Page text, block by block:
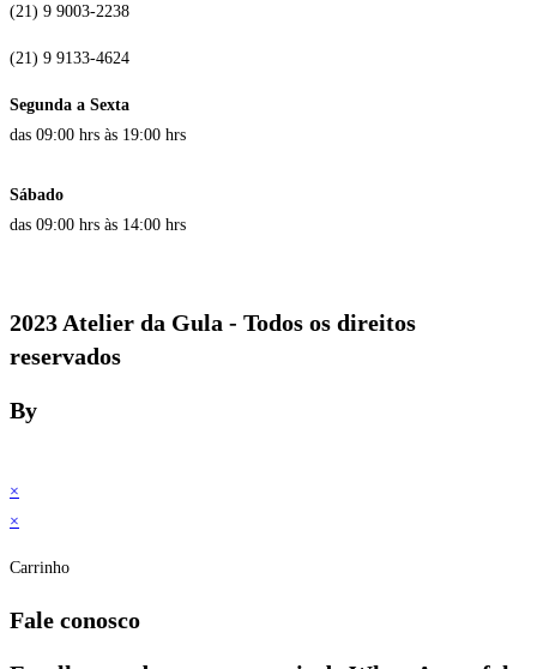
(21) 9 9003-2238
(21) 9 9133-4624
Segunda a Sexta
das 09:00 hrs às 19:00 hrs
Sábado
das 09:00 hrs às 14:00 hrs
2023 Atelier da Gula - Todos os direitos
reservados
By
×
×
Carrinho
Fale conosco